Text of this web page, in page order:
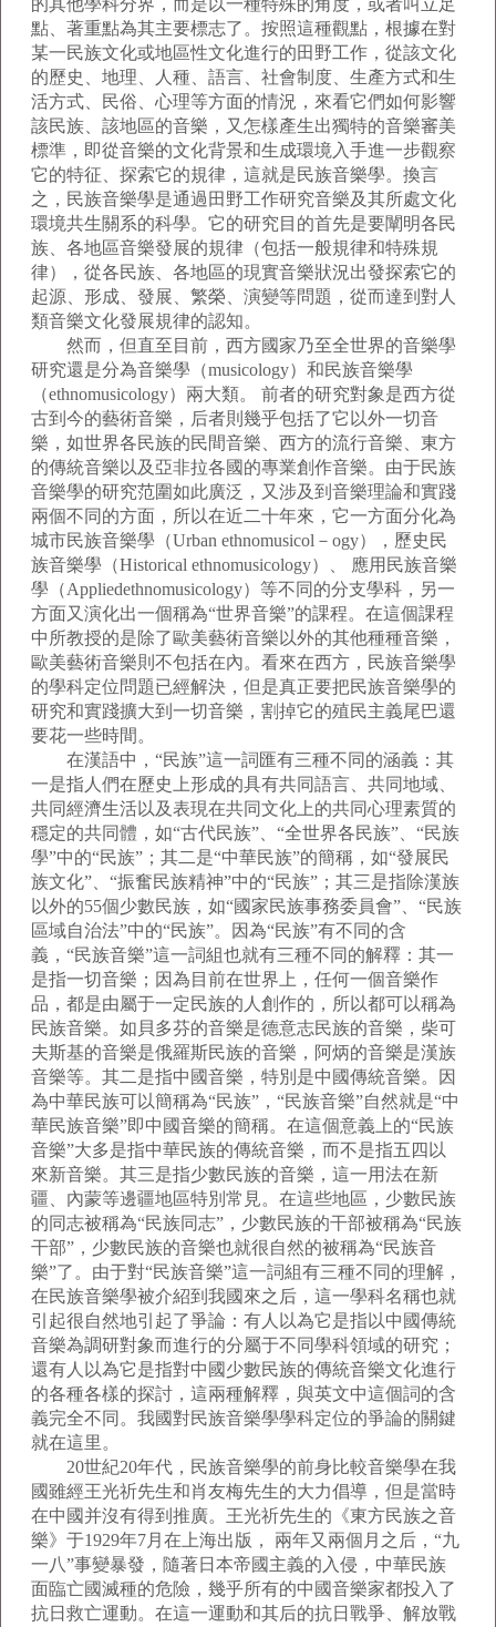
的其他學科分界，而是以一種特殊的角度，或者叫立足
點、著重點為其主要標志了。按照這種觀點，根據在對
某一民族文化或地區性文化進行的田野工作，從該文化
的歷史、地理、人種、語言、社會制度、生產方式和生
活方式、民俗、心理等方面的情況，來看它們如何影響
該民族、該地區的音樂，又怎樣產生出獨特的音樂審美
標準，即從音樂的文化背景和生成環境入手進一步觀察
它的特征、探索它的規律，這就是民族音樂學。換言
之，民族音樂學是通過田野工作研究音樂及其所處文化
環境共生關系的科學。它的研究目的首先是要闡明各民
族、各地區音樂發展的規律（包括一般規律和特殊規
律），從各民族、各地區的現實音樂狀況出發探索它的
起源、形成、發展、繁榮、演變等問題，從而達到對人
類音樂文化發展規律的認知。
然而，但直至目前，西方國家乃至全世界的音樂學
研究還是分為音樂學（musicology）和民族音樂學
（ethnomusicology）兩大類。 前者的研究對象是西方從
古到今的藝術音樂，后者則幾乎包括了它以外一切音
樂，如世界各民族的民間音樂、西方的流行音樂、東方
的傳統音樂以及亞非拉各國的專業創作音樂。由于民族
音樂學的研究范圍如此廣泛，又涉及到音樂理論和實踐
兩個不同的方面，所以在近二十年來，它一方面分化為
城市民族音樂學（Urban ethnomusicol－ogy），歷史民
族音樂學（Historical ethnomusicology）、 應用民族音樂
學（Appliedethnomusicology）等不同的分支學科，另一
方面又演化出一個稱為“世界音樂”的課程。在這個課程
中所教授的是除了歐美藝術音樂以外的其他種種音樂，
歐美藝術音樂則不包括在內。看來在西方，民族音樂學
的學科定位問題已經解決，但是真正要把民族音樂學的
研究和實踐擴大到一切音樂，割掉它的殖民主義尾巴還
要花一些時間。
在漢語中，“民族”這一詞匯有三種不同的涵義：其
一是指人們在歷史上形成的具有共同語言、共同地域、
共同經濟生活以及表現在共同文化上的共同心理素質的
穩定的共同體，如“古代民族”、“全世界各民族”、“民族
學”中的“民族”；其二是“中華民族”的簡稱，如“發展民
族文化”、“振奮民族精神”中的“民族”；其三是指除漢族
以外的55個少數民族，如“國家民族事務委員會”、“民族
區域自治法”中的“民族”。因為“民族”有不同的含
義，“民族音樂”這一詞組也就有三種不同的解釋：其一
是指一切音樂；因為目前在世界上，任何一個音樂作
品，都是由屬于一定民族的人創作的，所以都可以稱為
民族音樂。如貝多芬的音樂是德意志民族的音樂，柴可
夫斯基的音樂是俄羅斯民族的音樂，阿炳的音樂是漢族
音樂等。其二是指中國音樂，特別是中國傳統音樂。因
為中華民族可以簡稱為“民族”，“民族音樂”自然就是“中
華民族音樂”即中國音樂的簡稱。在這個意義上的“民族
音樂”大多是指中華民族的傳統音樂，而不是指五四以
來新音樂。其三是指少數民族的音樂，這一用法在新
疆、內蒙等邊疆地區特別常見。在這些地區，少數民族
的同志被稱為“民族同志”，少數民族的干部被稱為“民族
干部”，少數民族的音樂也就很自然的被稱為“民族音
樂”了。由于對“民族音樂”這一詞組有三種不同的理解，
在民族音樂學被介紹到我國來之后，這一學科名稱也就
引起很自然地引起了爭論：有人以為它是指以中國傳統
音樂為調研對象而進行的分屬于不同學科領域的研究；
還有人以為它是指對中國少數民族的傳統音樂文化進行
的各種各樣的探討，這兩種解釋，與英文中這個詞的含
義完全不同。我國對民族音樂學學科定位的爭論的關鍵
就在這里。
20世紀20年代，民族音樂學的前身比較音樂學在我
國雖經王光祈先生和肖友梅先生的大力倡導，但是當時
在中國并沒有得到推廣。王光祈先生的《東方民族之音
樂》于1929年7月在上海出版， 兩年又兩個月之后，“九
一八”事變暴發，隨著日本帝國主義的入侵，中華民族
面臨亡國滅種的危險，幾乎所有的中國音樂家都投入了
抗日救亡運動。在這一運動和其后的抗日戰爭、解放戰